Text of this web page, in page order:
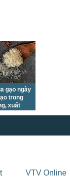
gạo ngày
trong
xuất
VTV Online